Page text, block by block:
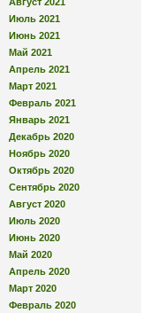
Июль 2021
Июнь 2021
Май 2021
Апрель 2021
Март 2021
Февраль 2021
Январь 2021
Декабрь 2020
Ноябрь 2020
Октябрь 2020
Сентябрь 2020
Август 2020
Июль 2020
Июнь 2020
Май 2020
Апрель 2020
Март 2020
Февраль 2020